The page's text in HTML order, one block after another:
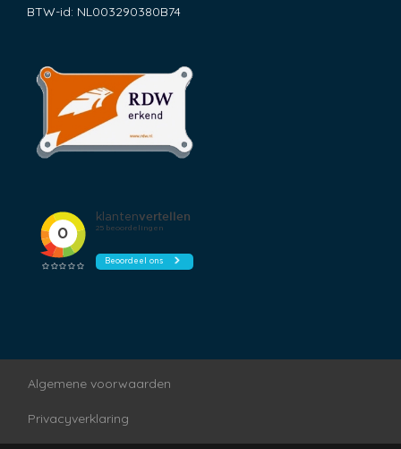
Passagiersairbag
BTW-id: NL003290380B74
Algemene voorwaarden
Privacyverklaring